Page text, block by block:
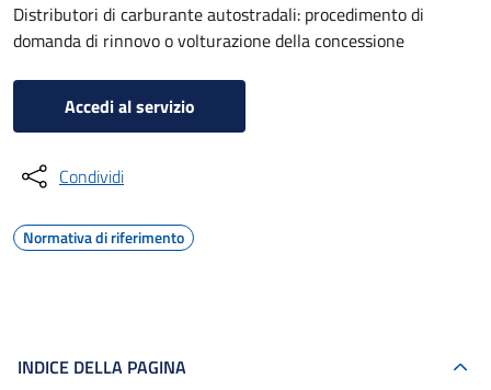
Distributori di carburante autostradali: procedimento di
domanda di rinnovo o volturazione della concessione
Accedi al servizio
Condividi
Normativa di riferimento
INDICE DELLA PAGINA